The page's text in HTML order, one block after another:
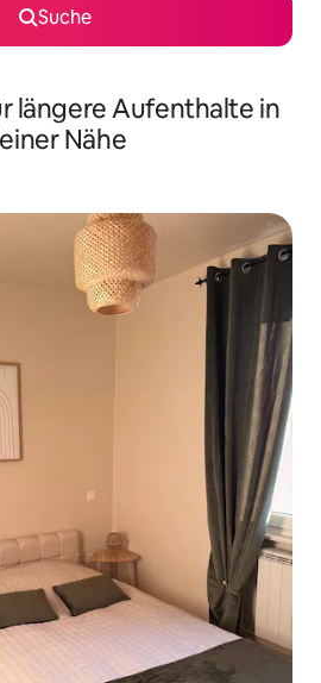
Suche
längere Aufenthalte in
Nähe